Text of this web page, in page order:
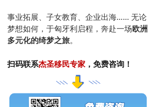
事业拓展、子女教育、企业出海…… 无论
梦想如何，于匈牙利启程，奔赴一场欧洲
多元化的绮梦之旅。
扫码联系杰圣移民专家 ，免费咨询！